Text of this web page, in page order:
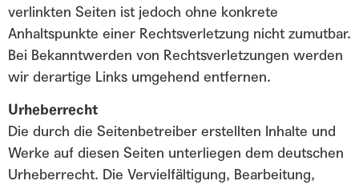
verlinkten Seiten ist jedoch ohne konkrete
Anhaltspunkte einer Rechtsverletzung nicht zumutbar.
Bei Bekanntwerden von Rechtsverletzungen werden
wir derartige Links umgehend entfernen.
Urheberrecht
Die durch die Seitenbetreiber erstellten Inhalte und
Werke auf diesen Seiten unterliegen dem deutschen
Urheberrecht. Die Vervielfältigung, Bearbeitung,